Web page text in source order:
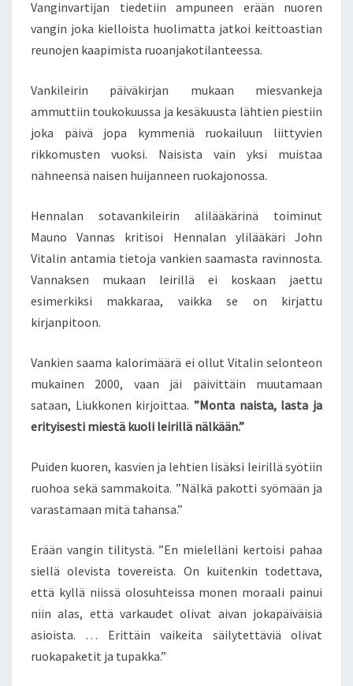
Vanginvartijan tiedetiin ampuneen erään nuoren
vangin joka kielloista huolimatta jatkoi keittoastian
reunojen kaapimista ruoanjakotilanteessa.
Vankileirin päiväkirjan mukaan miesvankeja
ammuttiin toukokuussa ja kesäkuusta lähtien piestiin
joka päivä jopa kymmeniä ruokailuun liittyvien
rikkomusten vuoksi. Naisista vain yksi muistaa
nähneensä naisen huijanneen ruokajonossa.
Hennalan sotavankileirin alilääkärinä toiminut
Mauno Vannas kritisoi Hennalan ylilääkäri John
Vitalin antamia tietoja vankien saamasta ravinnosta.
Vannaksen mukaan leirillä ei koskaan jaettu
esimerkiksi makkaraa, vaikka se on kirjattu
kirjanpitoon.
Vankien saama kalorimäärä ei ollut Vitalin selonteon
mukainen 2000, vaan jäi päivittäin muutamaan
sataan, Liukkonen kirjoittaa. ”Monta naista, lasta ja
erityisesti miestä kuoli leirillä nälkään.”
Puiden kuoren, kasvien ja lehtien lisäksi leirillä syötiin
ruohoa sekä sammakoita. ”Nälkä pakotti syömään ja
varastamaan mitä tahansa.”
Erään vangin tilitystä. ”En mielelläni kertoisi pahaa
siellä olevista tovereista. On kuitenkin todettava,
että kyllä niissä olosuhteissa monen moraali painui
niin alas, että varkaudet olivat aivan jokapäiväisiä
asioista. … Erittäin vaikeita säilytettäviä olivat
ruokapaketit ja tupakka.”